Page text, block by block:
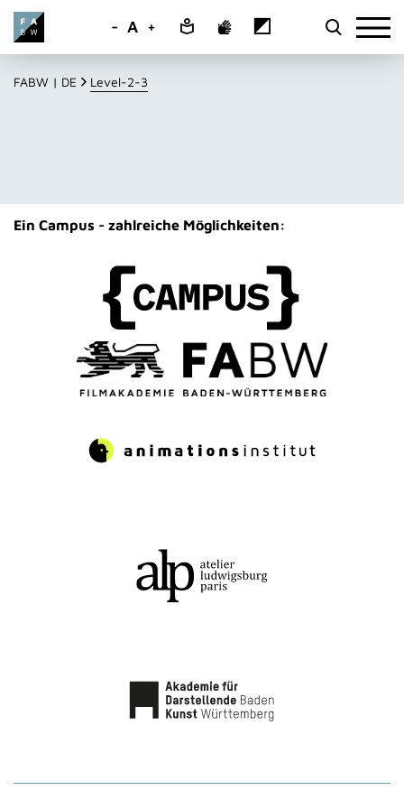
- A +
FABW | DE Level-2-3
Ein Campus - zahlreiche Möglichkeiten: